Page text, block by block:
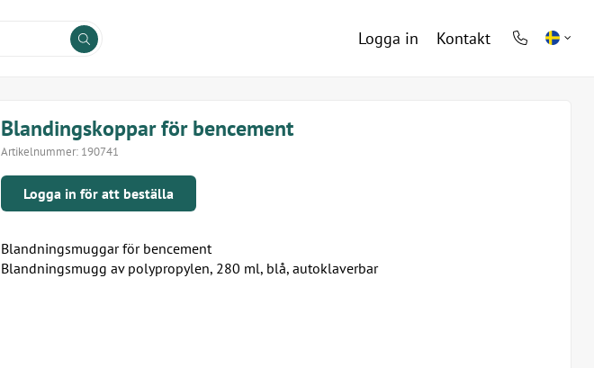
Logga in Kontakt
phone
Blandingskoppar för bencement
Artikelnummer: 190741
Logga in för att beställa
Blandningsmuggar för bencement
Blandningsmugg av polypropylen, 280 ml, blå, autoklaverbar